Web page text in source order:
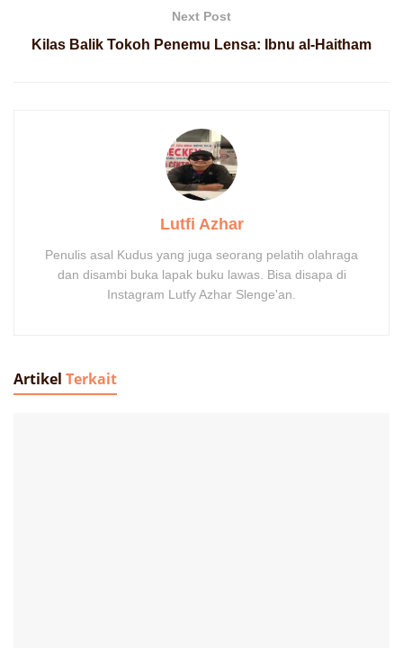
Next Post
Kilas Balik Tokoh Penemu Lensa: Ibnu al-Haitham
Lutfi Azhar
Penulis asal Kudus yang juga seorang pelatih olahraga
dan disambi buka lapak buku lawas. Bisa disapa di
Instagram Lutfy Azhar Slenge'an.
Artikel Terkait